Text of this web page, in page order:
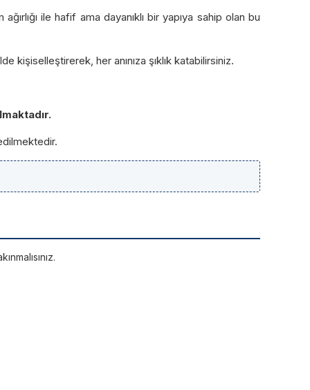
ile hafif ama dayanıklı bir yapıya sahip olan bu
her anınıza şıklık katabilirsiniz.